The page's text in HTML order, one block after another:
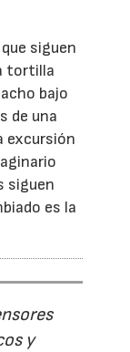
siguen
tortilla
bajo
de una
excursión
siguen
es la
y